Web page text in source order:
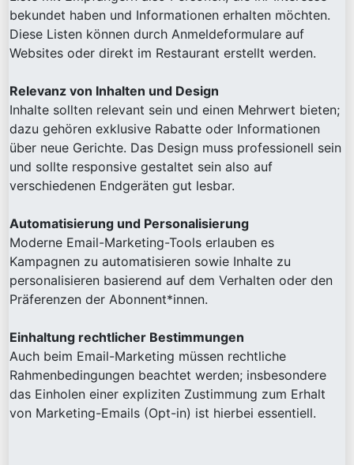
bekundet haben und Informationen erhalten möchten.
Diese Listen können durch Anmeldeformulare auf
Websites oder direkt im Restaurant erstellt werden.
Relevanz von Inhalten und Design
Inhalte sollten relevant sein und einen Mehrwert bieten;
dazu gehören exklusive Rabatte oder Informationen
über neue Gerichte. Das Design muss professionell sein
und sollte responsive gestaltet sein also auf
verschiedenen Endgeräten gut lesbar.
Automatisierung und Personalisierung
Moderne Email-Marketing-Tools erlauben es
Kampagnen zu automatisieren sowie Inhalte zu
personalisieren basierend auf dem Verhalten oder den
Präferenzen der Abonnent*innen.
Einhaltung rechtlicher Bestimmungen
Auch beim Email-Marketing müssen rechtliche
Rahmenbedingungen beachtet werden; insbesondere
das Einholen einer expliziten Zustimmung zum Erhalt
von Marketing-Emails (Opt-in) ist hierbei essentiell.